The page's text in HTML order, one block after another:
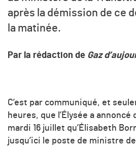
après la démission de ce
la matinée.
Par la rédaction de Gaz
C’est par communiqué, et
heures, que l’Élysée a annoncé
mardi 16 juillet qu’Élisabeth
jusqu’ici le poste de ministre